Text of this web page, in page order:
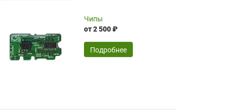
16.04.2026
Чипы
от 2 500 ₽
Подробнее